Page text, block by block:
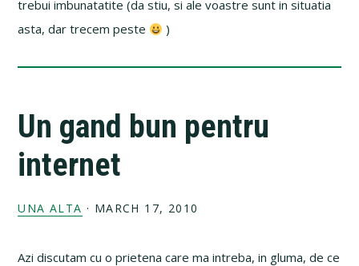
trebui imbunatatite (da stiu, si ale voastre sunt in situatia
asta, dar trecem peste
)
Un gand bun pentru
internet
UNA ALTA · MARCH 17, 2010
Azi discutam cu o prietena care ma intreba, in gluma, de ce